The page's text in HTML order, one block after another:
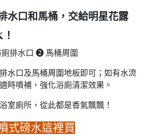
水口和馬桶，交給明星花露
排水口 ❷ 馬桶周圍
水口及馬桶周圍地板即可；如有水流
時噴補，強化浴廁清潔效果。
室廁所，從此都是香氣飄飄！
式磅水這裡買